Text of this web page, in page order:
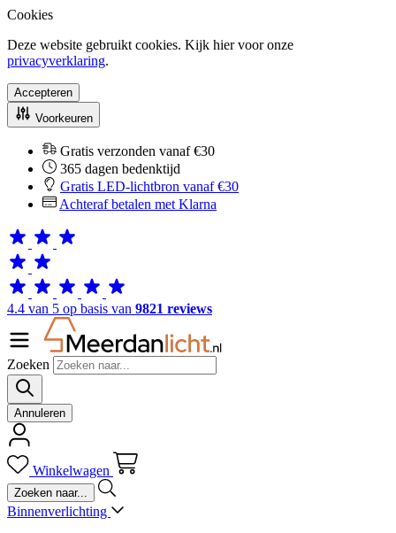
Cookies
Deze website gebruikt cookies. Kijk hier voor onze
privacyverklaring.
Accepteren
Voorkeuren
Gratis verzonden vanaf €30
365 dagen bedenktijd
Gratis LED-lichtbron vanaf €30
Achteraf betalen met Klarna
4.4 van 5 op basis van 9821 reviews
Zoeken
Annuleren
Winkelwagen
Binnenverlichting